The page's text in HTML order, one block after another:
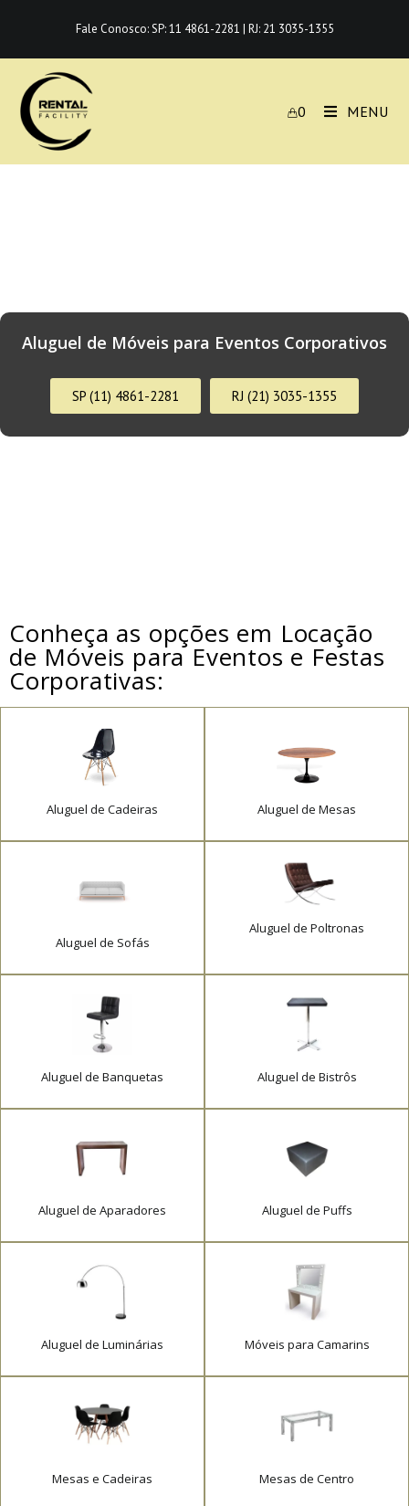
Fale Conosco:SP: 11 4861-2281 | RJ: 21 3035-1355
0 MENU
Aluguel de Móveis para Eventos Corporativos
SP (11) 4861-2281 RJ (21) 3035-1355
Conheça as opções em Locação
de Móveis para Eventos e Festas
Corporativas:
Aluguel de Cadeiras Aluguel de Mesas
Aluguel de Sofás
Aluguel de Poltronas
Aluguel de Banquetas Aluguel de Bistrôs
Aluguel de Aparadores Aluguel de Puffs
Aluguel de Luminárias Móveis para Camarins
Mesas e Cadeiras Mesas de Centro